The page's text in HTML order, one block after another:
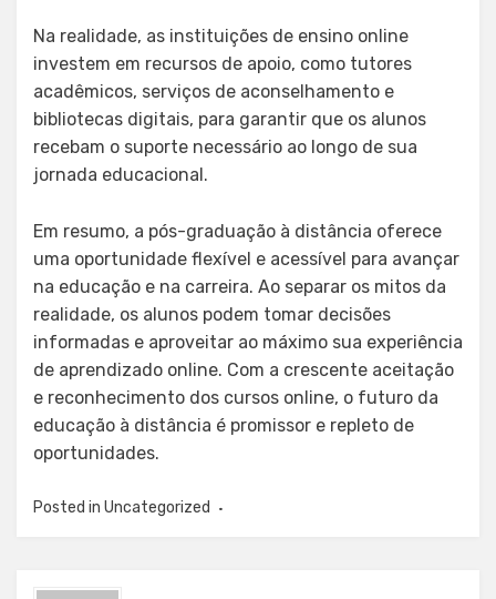
Na realidade, as instituições de ensino online
investem em recursos de apoio, como tutores
acadêmicos, serviços de aconselhamento e
bibliotecas digitais, para garantir que os alunos
recebam o suporte necessário ao longo de sua
jornada educacional.
Em resumo, a pós-graduação à distância oferece
uma oportunidade flexível e acessível para avançar
na educação e na carreira. Ao separar os mitos da
realidade, os alunos podem tomar decisões
informadas e aproveitar ao máximo sua experiência
de aprendizado online. Com a crescente aceitação
e reconhecimento dos cursos online, o futuro da
educação à distância é promissor e repleto de
oportunidades.
Posted in Uncategorized